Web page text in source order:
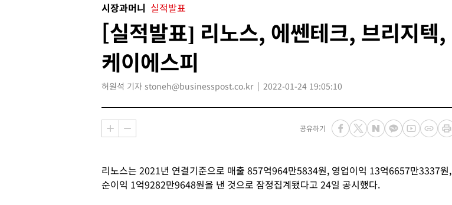
시장과머니 실적발표
[실적발표] 리노스, 에쎈테크, 브리지텍,
케이에스피
허원석 기자 stoneh@businesspost.co.kr 2022-01-24 19:05:10
공유하기
리노스는 2021년 연결기준으로 매출 857억964만5834원, 영업이익 13억6657만3337원,
순이익 1억9282만9648원을 낸 것으로 잠정집계됐다고 24일 공시했다.